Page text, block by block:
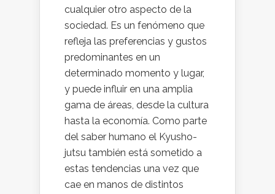
cualquier otro aspecto de la
sociedad. Es un fenómeno que
refleja las preferencias y gustos
predominantes en un
determinado momento y lugar,
y puede influir en una amplia
gama de áreas, desde la cultura
hasta la economía. Como parte
del saber humano el Kyusho-
jutsu también está sometido a
estas tendencias una vez que
cae en manos de distintos